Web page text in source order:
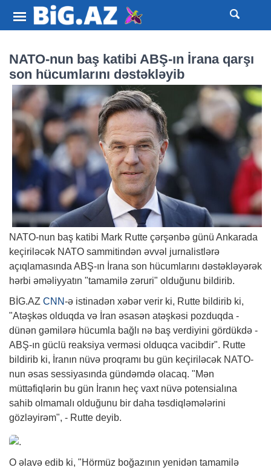
NATO-nun baş katibi ABŞ-ın İrana qarşı
son hücumlarını dəstəkləyib
NATO-nun baş katibi Mark Rutte çərşənbə günü Ankarada
keçiriləcək NATO sammitindən əvvəl jurnalistlərə
açıqlamasında ABŞ-ın İrana son hücumlarını dəstəkləyərək
hərbi əməliyyatın "tamamilə zəruri" olduğunu bildirib.
BİG.AZ CNN-ə istinadən xəbər verir ki, Rutte bildirib ki,
"Atəşkəs olduqda və İran əsasən atəşkəsi pozduqda -
dünən gəmilərə hücumla bağlı nə baş verdiyini gördükdə -
ABŞ-ın güclü reaksiya verməsi olduqca vacibdir". Rutte
bildirib ki, İranın nüvə proqramı bu gün keçiriləcək NATO-
nun əsas sessiyasında gündəmdə olacaq. "Mən
müttəfiqlərin bu gün İranın heç vaxt nüvə potensialına
sahib olmamalı olduğunu bir daha təsdiqləmələrini
gözləyirəm", - Rutte deyib.
O əlavə edib ki, "Hörmüz boğazının yenidən tamamilə